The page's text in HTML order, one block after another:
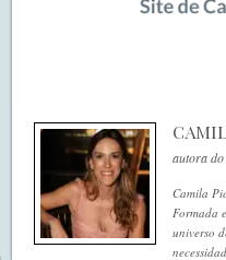
autora
Camila
Formada
universo